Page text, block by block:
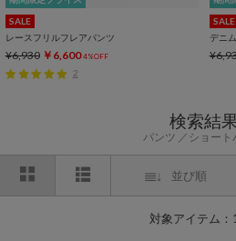
SALE
レースフリルフレアパンツ
¥6,930 ￥6,600 4%OFF
2
SALE
デニ
検索結
パンツ ショート
並び順
対象アイテム